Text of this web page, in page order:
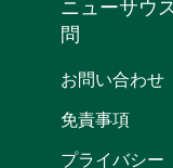
ニューサウ
問
お問い合わせ
免責事項
プライバシー